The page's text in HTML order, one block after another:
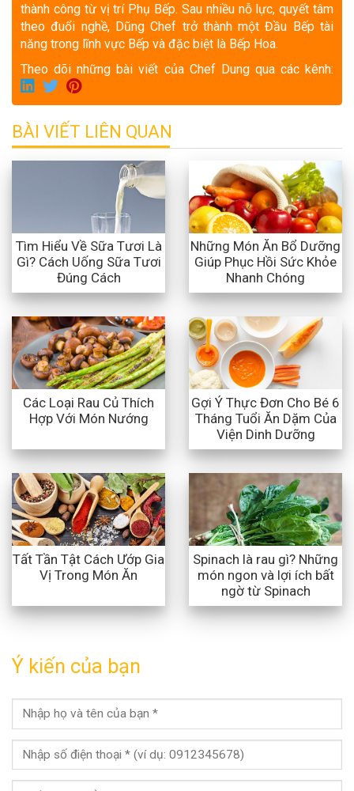
thành công từ vị trí Phụ Bếp. Sau nhiều nỗ lực, quyết tâm
theo đuổi nghề, Dũng Chef trở thành một Đầu Bếp tài
năng trong lĩnh vực Bếp và đặc biệt là Bếp Hoa.
Theo dõi những bài viết của Chef Dung qua các kênh:
BÀI VIẾT LIÊN QUAN
Tìm Hiểu Về Sữa Tươi Là
Gì? Cách Uống Sữa Tươi
Đúng Cách
Những Món Ăn Bổ Dưỡng
Giúp Phục Hồi Sức Khỏe
Nhanh Chóng
Các Loại Rau Củ Thích
Hợp Với Món Nướng
Gợi Ý Thực Đơn Cho Bé 6
Tháng Tuổi Ăn Dặm Của
Viện Dinh Dưỡng
Tất Tần Tật Cách Ướp Gia
Vị Trong Món Ăn
Spinach là rau gì? Những
món ngon và lợi ích bất
ngờ từ Spinach
Ý kiến của bạn